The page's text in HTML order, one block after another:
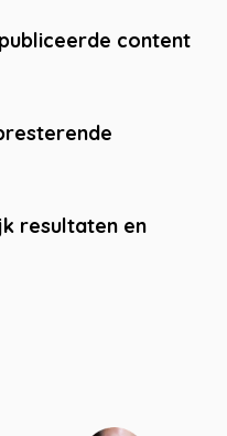
content
resultaten en